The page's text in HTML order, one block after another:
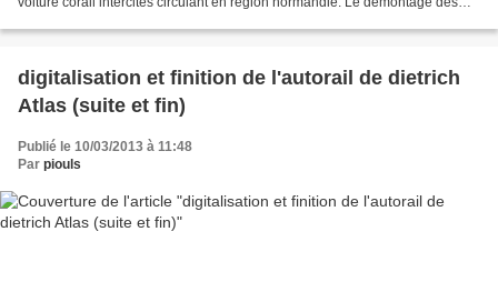
digitalisation et finition de l'autorail de dietrich
Atlas (suite et fin)
Publié le 10/03/2013 à 11:48
Par piouls